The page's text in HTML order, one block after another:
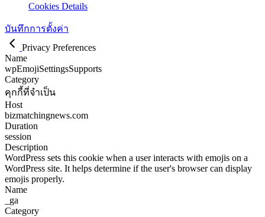
Cookies Details
บันทึกการตั้งค่า
Privacy Preferences
Name
wpEmojiSettingsSupports
Category
คุกกี้ที่จำเป็น
Host
bizmatchingnews.com
Duration
session
Description
WordPress sets this cookie when a user interacts with emojis on a
WordPress site. It helps determine if the user's browser can display
emojis properly.
Name
_ga
Category